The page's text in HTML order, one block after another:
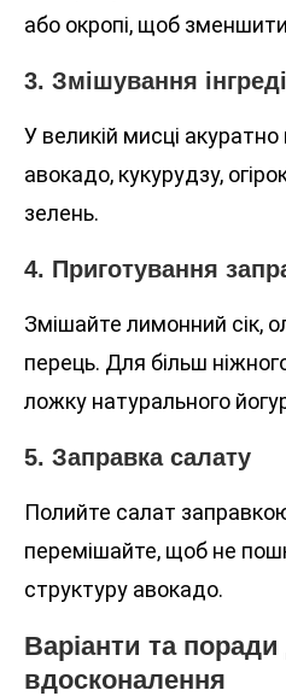
або окропі, щоб зменшити
3. Змішування
У великій мисці
авокадо, кукурудзу,
зелень.
4. Приготування
Змішайте лимонний сік,
перець. Для більш
ложку натурального
5. Заправка салату
Полийте салат
перемішайте, щоб не
структуру авокадо.
Варіанти та
вдосконалення